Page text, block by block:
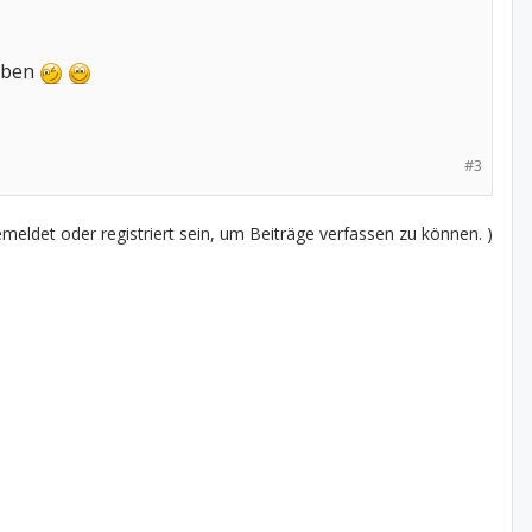
#3
oder registriert sein, um Beiträge verfassen zu können. )